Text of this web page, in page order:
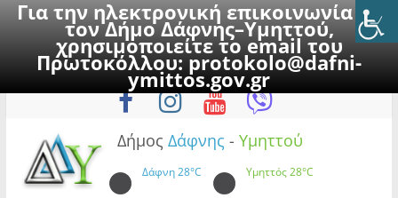
Για την ηλεκτρονική επικοινωνία με
τον Δήμο Δάφνης–Υμηττού,
χρησιμοποιείτε το email του
Πρωτοκόλλου:protokolo@dafni-
ymittos.gov.gr
to
Πέμπτη, 6 Αυγούστου 2026
Δήμος Δάφνης - Υμηττού
Δάφνη28°C Υμηττός28°C